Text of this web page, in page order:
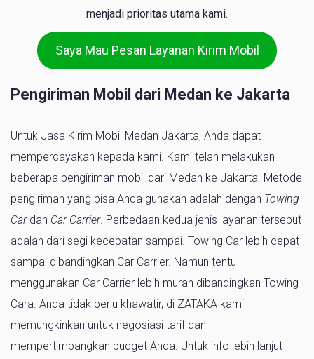
menjadi prioritas utama kami.
Saya Mau Pesan Layanan Kirim Mobil
Pengiriman Mobil dari Medan ke Jakarta
Untuk Jasa Kirim Mobil Medan Jakarta, Anda dapat
mempercayakan kepada kami. Kami telah melakukan
beberapa pengiriman mobil dari Medan ke Jakarta. Metode
pengiriman yang bisa Anda gunakan adalah dengan Towing
Car dan Car Carrier. Perbedaan kedua jenis layanan tersebut
adalah dari segi kecepatan sampai. Towing Car lebih cepat
sampai dibandingkan Car Carrier. Namun tentu
menggunakan Car Carrier lebih murah dibandingkan Towing
Cara. Anda tidak perlu khawatir, di ZATAKA kami
memungkinkan untuk negosiasi tarif dan
mempertimbangkan budget Anda. Untuk info lebih lanjut